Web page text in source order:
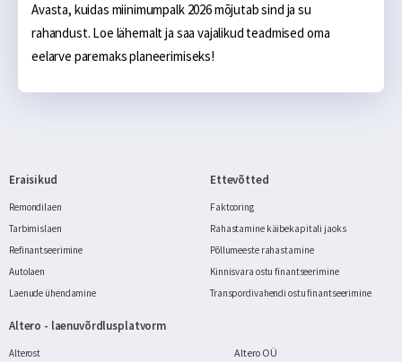
Avasta, kuidas miinimumpalk 2026 mõjutab sind ja su
rahandust. Loe lähemalt ja saa vajalikud teadmised oma
eelarve paremaks planeerimiseks!
Eraisikud
Remondilaen
Tarbimislaen
Refinantseerimine
Autolaen
Laenude ühendamine
Ettevõtted
Faktooring
Rahastamine käibekapitali jaoks
Põllumeeste rahastamine
Kinnisvara ostu finantseerimine
Transpordivahendi ostu finantseerimine
Altero - laenuvõrdlusplatvorm
Alterost
Altero OÜ